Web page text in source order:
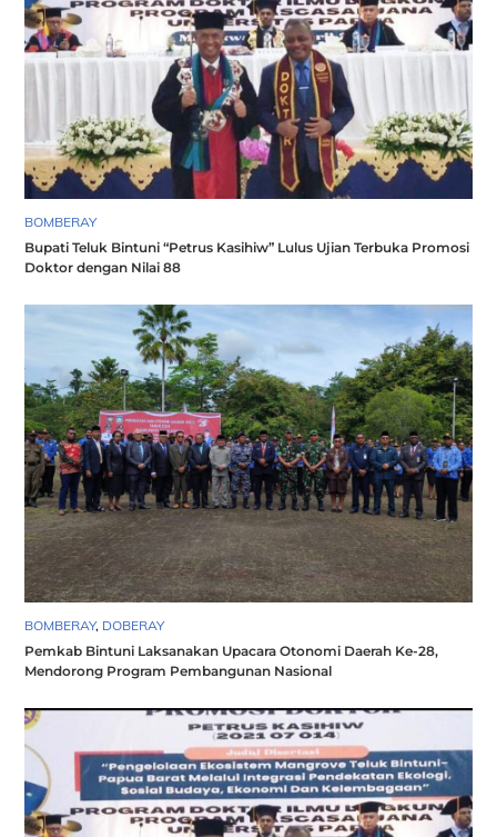
BOMBERAY
Bupati Teluk Bintuni “Petrus Kasihiw” Lulus Ujian Terbuka Promosi
Doktor dengan Nilai 88
BOMBERAY, DOBERAY
Pemkab Bintuni Laksanakan Upacara Otonomi Daerah Ke-28,
Mendorong Program Pembangunan Nasional